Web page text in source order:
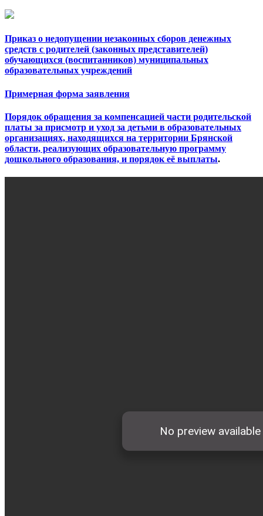
Приказ о недопущении незаконных сборов денежных
средств с родителей (законных представителей)
обучающихся (воспитанников) муниципальных
образовательных учреждений
Примерная форма заявления
Порядок обращения за компенсацией части родительской
платы за присмотр и уход за детьми в образовательных
организациях, находящихся на территории Брянской
области, реализующих образовательную программу
дошкольного образования, и порядок её выплаты.